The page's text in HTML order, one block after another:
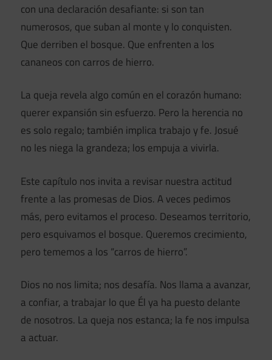
con una declaración desafiante: si son tan
numerosos, que suban al monte y lo conquisten.
Que derriben el bosque. Que enfrenten a los
cananeos con carros de hierro.
La queja revela algo común en el corazón humano:
querer expansión sin esfuerzo. Pero la herencia no
es solo regalo; también implica trabajo y fe. Josué
no les niega la grandeza; los empuja a vivirla.
Este capítulo nos invita a revisar nuestra actitud
frente a las promesas de Dios. A veces pedimos
más, pero evitamos el proceso. Deseamos territorio,
pero esquivamos el bosque. Queremos crecimiento,
pero tememos a los “carros de hierro”.
Dios no nos limita; nos desafía. Nos llama a avanzar,
a confiar, a trabajar lo que Él ya ha puesto delante
de nosotros. La queja nos estanca; la fe nos impulsa
a actuar.